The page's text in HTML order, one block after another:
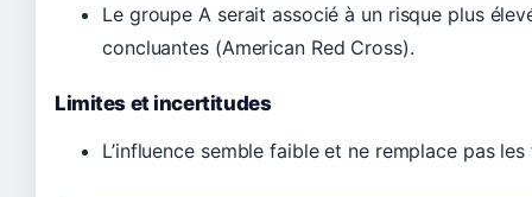
Le groupe A serait associé à un risque plus
concluantes (American Red Cross).
Limites et incertitudes
L’influence semble faible et ne remplace pas